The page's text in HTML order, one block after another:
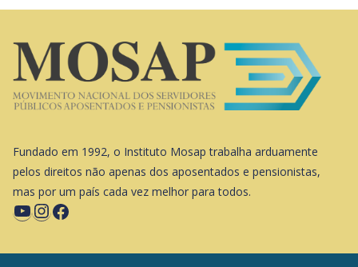
Fundado em 1992, o Instituto Mosap trabalha arduamente
pelos direitos não apenas dos aposentados e pensionistas,
mas por um país cada vez melhor para todos.